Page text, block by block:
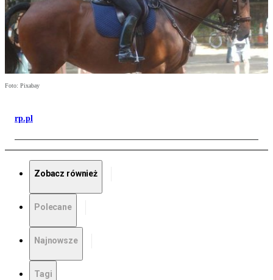
Foto: Pixabay
rp.pl
Zobacz również
Polecane
Najnowsze
Tagi